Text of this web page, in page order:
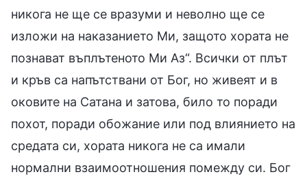
никога не ще се вразуми и неволно ще се
изложи на наказанието Ми, защото хората не
познават въплътеното Ми Аз“. Всички от плът
и кръв са напътствани от Бог, но живеят и в
оковите на Сатана и затова, било то поради
похот, поради обожание или под влиянието на
средата си, хората никога не са имали
нормални взаимоотношения помежду си. Бог